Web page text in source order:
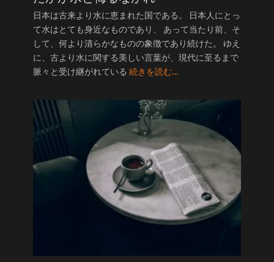
日本は古来より水に恵まれた国である。 日本人にとっ
て水はとても身近なものであり、 あって当たり前、そ
して、何より清らかなものの象徴であり続けた。 ゆえ
に、古より水に関する美しい言葉が、現代に至るまで
脈々と受け継がれている 続きを読む…